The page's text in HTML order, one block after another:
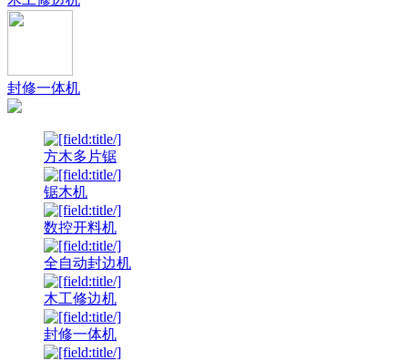
封修一体机
方木多片锯
锯木机
数控开料机
全自动封边机
木工修边机
封修一体机